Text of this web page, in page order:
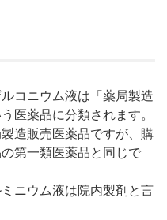
コニウム液は「薬局製造
医薬品に分類されます。
造販売医薬品ですが、購
第一類医薬品と同じで
ニウム液は院内製剤と言